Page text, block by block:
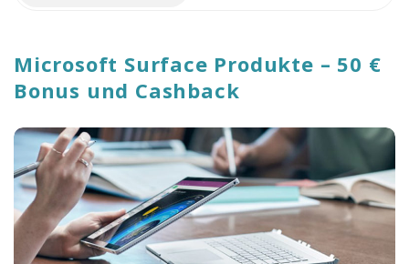
r
d
o
C
a
Microsoft Surface Produkte – 50 €
Bonus und Cashback